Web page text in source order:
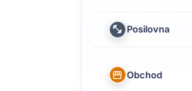
Posilovna
Obchod